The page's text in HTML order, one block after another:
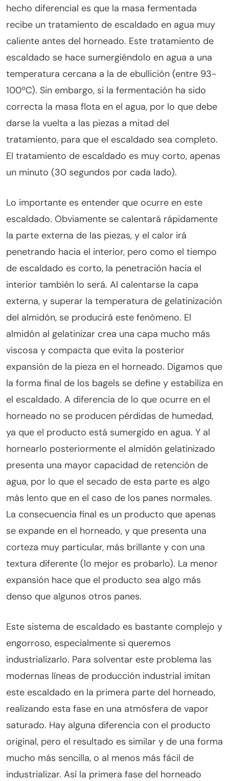
hecho diferencial es que la masa fermentada
recibe un tratamiento de escaldado en agua muy
caliente antes del horneado. Este tratamiento de
escaldado se hace sumergiéndolo en agua a una
temperatura cercana a la de ebullición (entre 93-
100ºC). Sin embargo, si la fermentación ha sido
correcta la masa flota en el agua, por lo que debe
darse la vuelta a las piezas a mitad del
tratamiento, para que el escaldado sea completo.
El tratamiento de escaldado es muy corto, apenas
un minuto (30 segundos por cada lado).
Lo importante es entender que ocurre en este
escaldado. Obviamente se calentará rápidamente
la parte externa de las piezas, y el calor irá
penetrando hacia el interior, pero como el tiempo
de escaldado es corto, la penetración hacia el
interior también lo será. Al calentarse la capa
externa, y superar la temperatura de gelatinización
del almidón, se producirá este fenómeno. El
almidón al gelatinizar crea una capa mucho más
viscosa y compacta que evita la posterior
expansión de la pieza en el horneado. Digamos que
la forma final de los bagels se define y estabiliza en
el escaldado. A diferencia de lo que ocurre en el
horneado no se producen pérdidas de humedad,
ya que el producto está sumergido en agua. Y al
hornearlo posteriormente el almidón gelatinizado
presenta una mayor capacidad de retención de
agua, por lo que el secado de esta parte es algo
más lento que en el caso de los panes normales.
La consecuencia final es un producto que apenas
se expande en el horneado, y que presenta una
corteza muy particular, más brillante y con una
textura diferente (lo mejor es probarlo). La menor
expansión hace que el producto sea algo más
denso que algunos otros panes.
Este sistema de escaldado es bastante complejo y
engorroso, especialmente si queremos
industrializarlo. Para solventar este problema las
modernas líneas de producción industrial imitan
este escaldado en la primera parte del horneado,
realizando esta fase en una atmósfera de vapor
saturado. Hay alguna diferencia con el producto
original, pero el resultado es similar y de una forma
mucho más sencilla, o al menos más fácil de
industrializar. Así la primera fase del horneado